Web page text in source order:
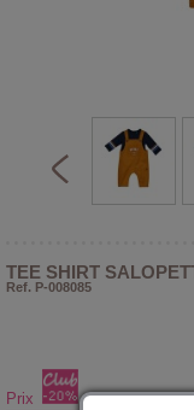
TEE SHIRT
Ref. P-008085
Prix